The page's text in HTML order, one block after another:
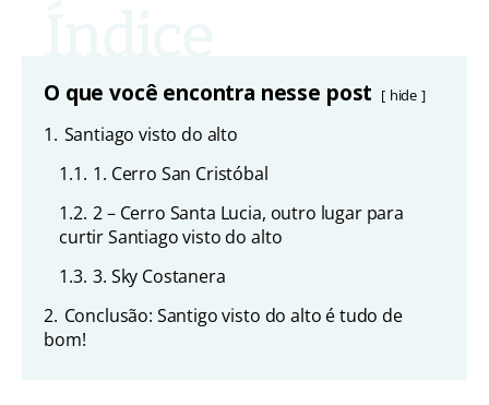
O que você encontra nesse post hide
1. Santiago visto do alto
1.1. 1. Cerro San Cristóbal
1.2. 2 – Cerro Santa Lucia, outro lugar para
curtir Santiago visto do alto
1.3. 3. Sky Costanera
2. Conclusão: Santigo visto do alto é tudo de
bom!